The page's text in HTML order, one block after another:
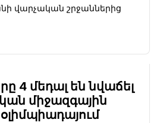
վարչական շրջաններից
4 մեդալ են նվաճել
միջազգային